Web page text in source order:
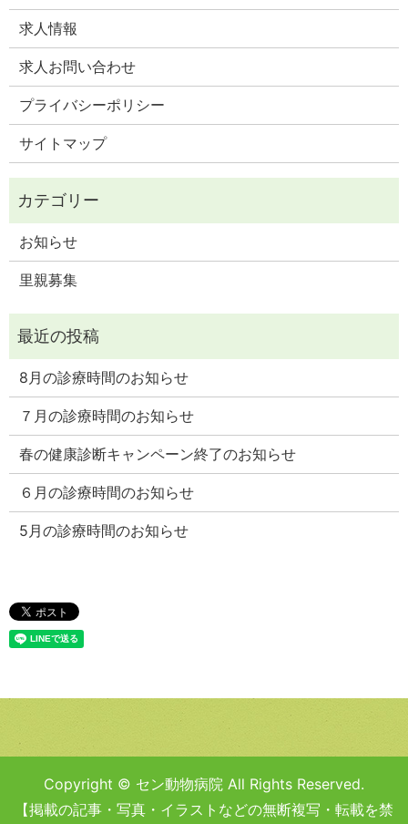
求人情報
求人お問い合わせ
プライバシーポリシー
サイトマップ
お知らせ
里親募集
8月の診療時間のお知らせ
７月の診療時間のお知らせ
春の健康診断キャンペーン終了のお知らせ
６月の診療時間のお知らせ
5月の診療時間のお知らせ
Copyright © セン動物病院 All Rights Reserved.
【掲載の記事・写真・イラストなどの無断複写・転載を禁